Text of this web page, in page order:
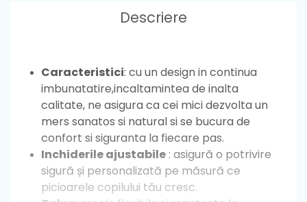
Descriere
Caracteristici: cu un design in continua
imbunatatire,incaltamintea de inalta
calitate, ne asigura ca cei mici dezvolta un
mers sanatos si natural si se bucura de
confort si siguranta la fiecare pas.
Inchiderile ajustabile : asigură o potrivire
sigură și personalizată pe măsură ce
picioarele copilului tău cresc.